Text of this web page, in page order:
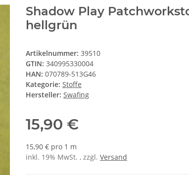
Shadow Play
hellgrün
Artikelnummer: 39510
GTIN: 340995330004
HAN: 070789-513G46
Kategorie: Stoffe
Hersteller: Swafing
15,90 €
15,90 € pro 1 m
inkl. 19% MwSt. , zzgl. Versand